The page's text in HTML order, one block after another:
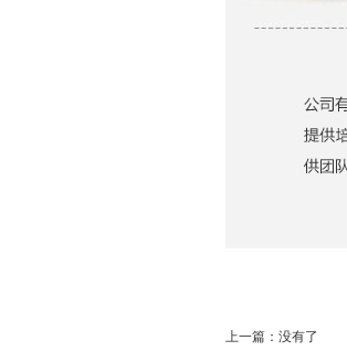
上一篇：没有了